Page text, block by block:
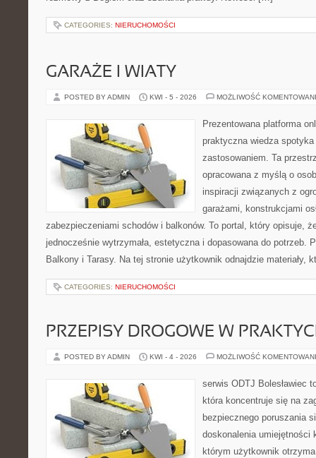
CATEGORIES: NIERUCHOMOŚCI
GARAŻE I WIATY
POSTED BY ADMIN KWI - 5 - 2026 MOŻLIWOŚĆ
Prezentowana platforma
praktyczna wiedza
zastosowaniem. Ta
opracowana z myślą o
inspiracji związanych z
garażami, konstrukcjami
zabezpieczeniami schodów i balkonów. To portal, który opisuje,
jednocześnie wytrzymała, estetyczna i dopasowana do potrzeb.
Balkony i Tarasy. Na tej stronie użytkownik odnajdzie materiały,
CATEGORIES: NIERUCHOMOŚCI
PRZEPISY DROGOWE W
POSTED BY ADMIN KWI - 4 - 2026 MOŻLIWOŚĆ
serwis ODTJ Bolesławiec
która koncentruje się na
bezpiecznego poruszania
doskonalenia umiejętności
którym użytkownik